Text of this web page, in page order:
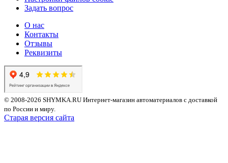
Задать вопрос
О нас
Контакты
Отзывы
Реквизиты
© 2008-2026 SHYMKA.RU Интернет-магазин автоматериалов с доставкой
по России и миру.
Старая версия сайта